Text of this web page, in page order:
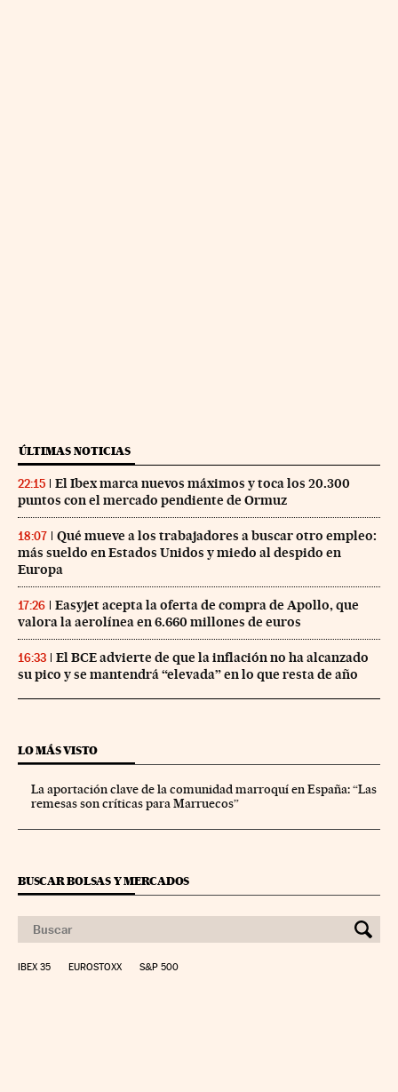
ÚLTIMAS NOTICIAS
22:15
El Ibex marca nuevos máximos y toca los 20.300
puntos con el mercado pendiente de Ormuz
18:07
Qué mueve a los trabajadores a buscar otro empleo:
más sueldo en Estados Unidos y miedo al despido en
Europa
17:26
Easyjet acepta la oferta de compra de Apollo, que
valora la aerolínea en 6.660 millones de euros
16:33
El BCE advierte de que la inflación no ha alcanzado
su pico y se mantendrá “elevada” en lo que resta de año
LO MÁS VISTO
La aportación clave de la comunidad marroquí en España: “Las
remesas son críticas para Marruecos”
BUSCAR BOLSAS Y MERCADOS
IBEX 35 EUROSTOXX S&P 500